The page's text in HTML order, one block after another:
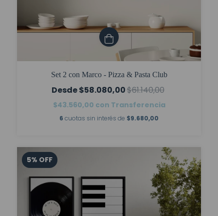
Set 2 con Marco - Pizza & Pasta Club
$58.080,00$61.140,00
$43.560,00 con Transferencia
6 cuotas sin interés de $9.680,00
5% OFF